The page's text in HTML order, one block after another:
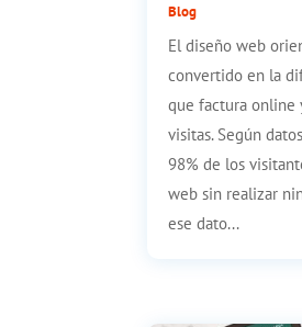
Blog
El diseño web
convertido en la
que factura online
visitas. Según
98% de los
web sin realizar
ese dato...